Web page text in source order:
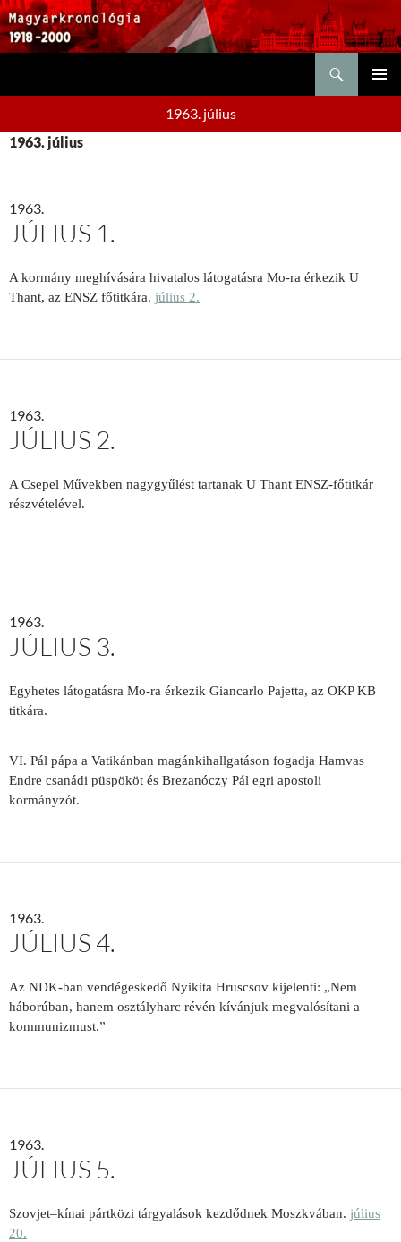
1963. július
1963. július
1963.
JÚLIUS 1.
A kormány meghívására hivatalos látogatásra Mo-ra érkezik U
Thant, az ENSZ főtitkára. július 2.
1963.
JÚLIUS 2.
A Csepel Művekben nagygyűlést tartanak U Thant ENSZ-főtitkár
részvételével.
1963.
JÚLIUS 3.
Egyhetes látogatásra Mo-ra érkezik Giancarlo Pajetta, az OKP KB
titkára.
VI. Pál pápa a Vatikánban magánkihallgatáson fogadja Hamvas
Endre csanádi püspököt és Brezanóczy Pál egri apostoli
kormányzót.
1963.
JÚLIUS 4.
Az NDK-ban vendégeskedő Nyikita Hruscsov kijelenti: „Nem
háborúban, hanem osztályharc révén kívánjuk megvalósítani a
kommunizmust.”
1963.
JÚLIUS 5.
Szovjet–kínai pártközi tárgyalások kezdődnek Moszkvában. július
20.